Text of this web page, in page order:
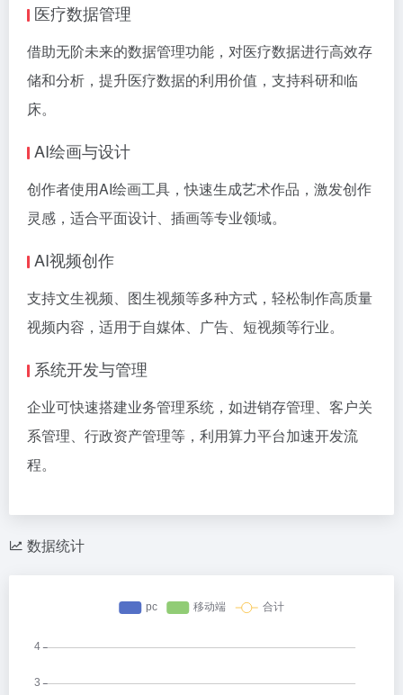
医疗数据管理
借助无阶未来的数据管理功能，对医疗数据进行高效存
储和分析，提升医疗数据的利用价值，支持科研和临
床。
AI绘画与设计
创作者使用AI绘画工具，快速生成艺术作品，激发创作
灵感，适合平面设计、插画等专业领域。
AI视频创作
支持文生视频、图生视频等多种方式，轻松制作高质量
视频内容，适用于自媒体、广告、短视频等行业。
系统开发与管理
企业可快速搭建业务管理系统，如进销存管理、客户关
系管理、行政资产管理等，利用算力平台加速开发流
程。
数据统计